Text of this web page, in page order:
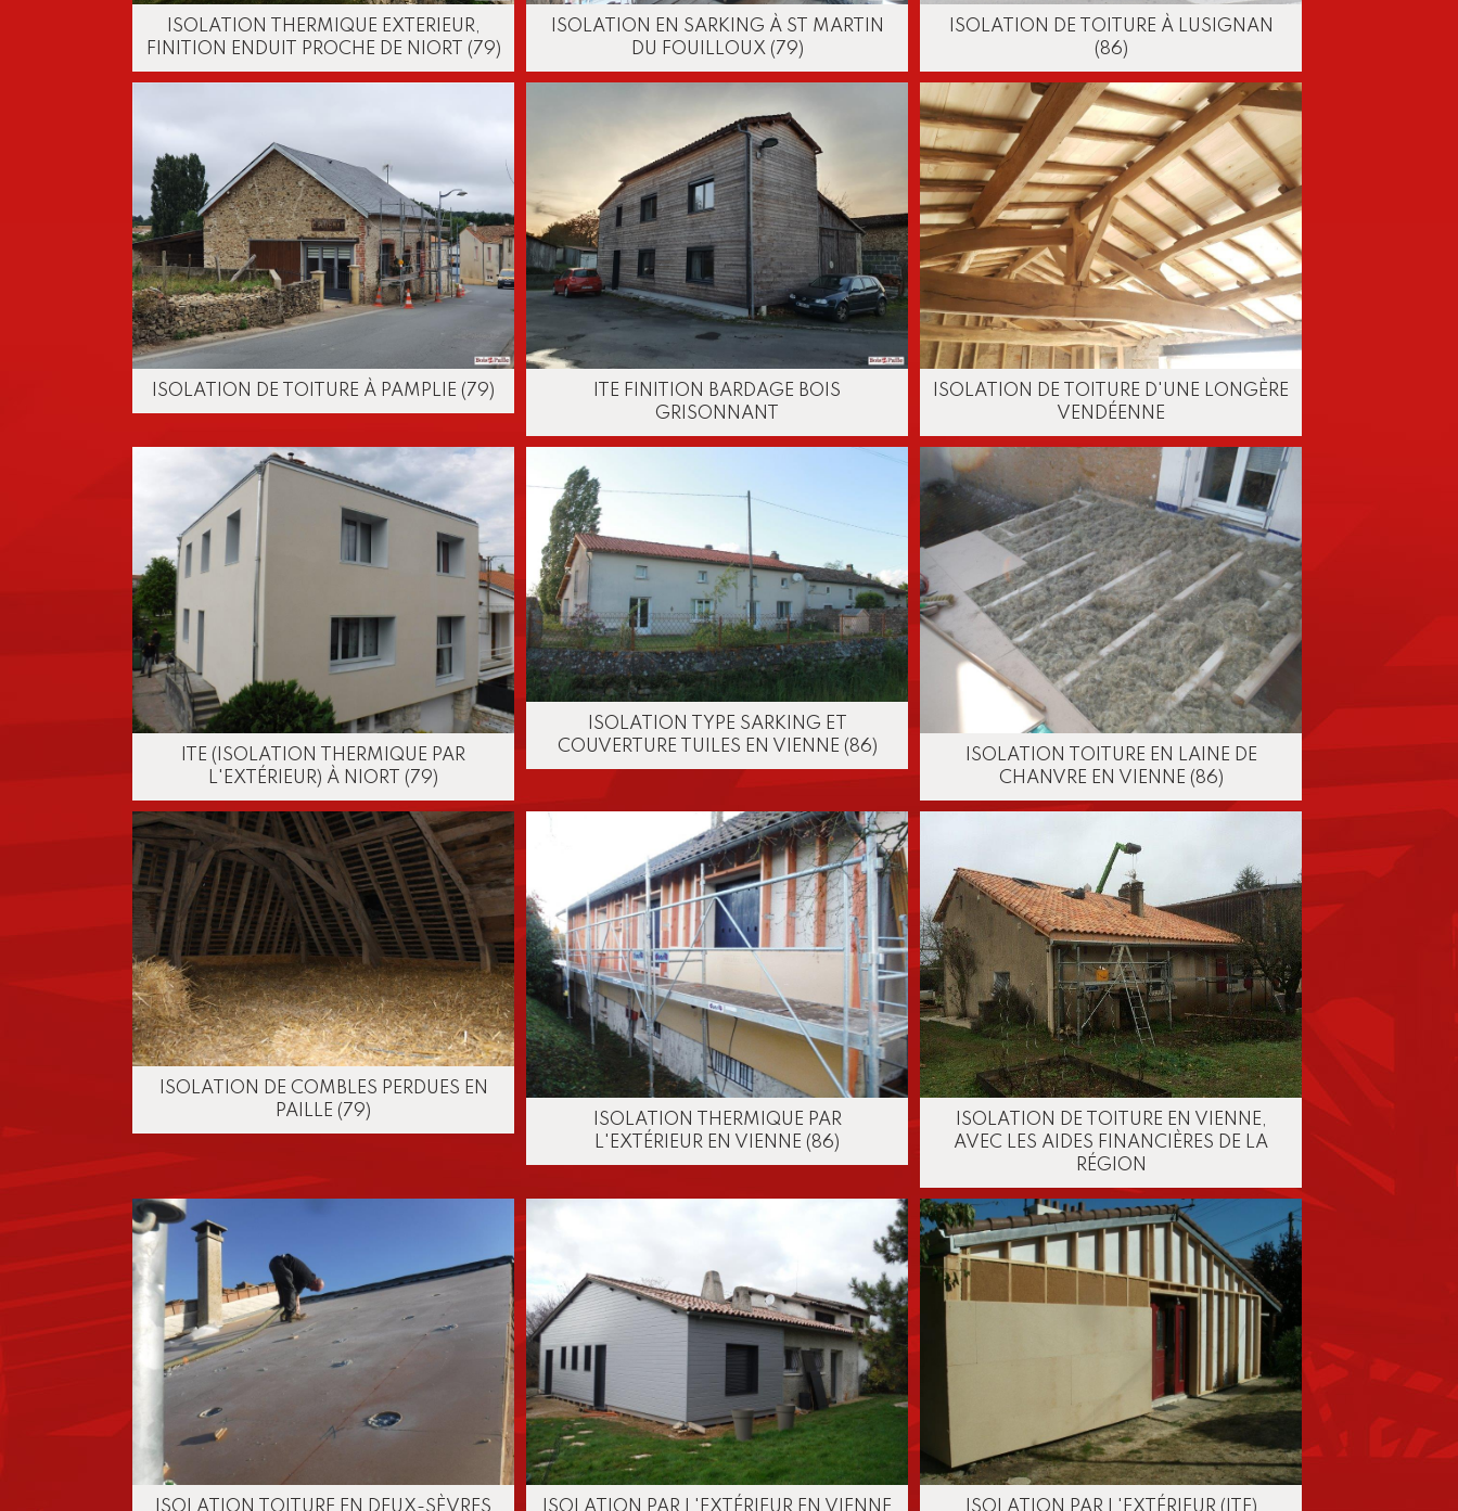
ISOLATION THERMIQUE EXTERIEUR,
FINITION ENDUIT PROCHE DE NIORT (79)
ISOLATION EN SARKING À ST MARTIN
DU FOUILLOUX (79)
ISOLATION DE TOITURE À LUSIGNAN
(86)
ISOLATION DE TOITURE À PAMPLIE (79)
ITE FINITION BARDAGE BOIS
GRISONNANT
ISOLATION DE TOITURE D'UNE LONGÈRE
VENDÉENNE
ITE (ISOLATION THERMIQUE PAR
L'EXTÉRIEUR) À NIORT (79)
ISOLATION TYPE SARKING ET
COUVERTURE TUILES EN VIENNE (86)
ISOLATION TOITURE EN LAINE DE
CHANVRE EN VIENNE (86)
ISOLATION DE COMBLES PERDUES EN
PAILLE (79)
ISOLATION THERMIQUE PAR
L'EXTÉRIEUR EN VIENNE (86)
ISOLATION DE TOITURE EN VIENNE,
AVEC LES AIDES FINANCIÈRES DE LA
RÉGION
ISOLATION TOITURE EN DEUX-SÈVRES ISOLATION PAR L'EXTÉRIEUR EN VIENNE ISOLATION PAR L'EXTÉRIEUR (ITE)